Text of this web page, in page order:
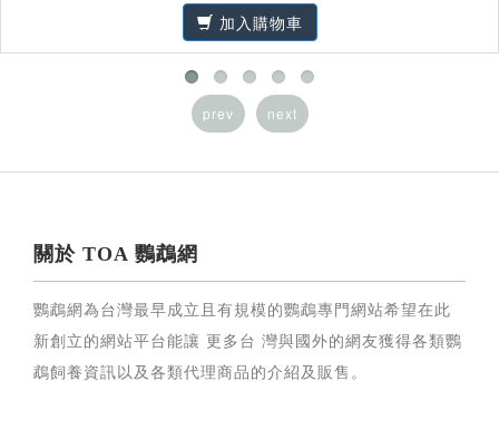
加入購物車
prev next
關於 TOA 鸚鵡網
鸚鵡網為台灣最早成立且有規模的鸚鵡專門網站希望在此
新創立的網站平台能讓 更多台 灣與國外的網友獲得各類鸚
鵡飼養資訊以及各類代理商品的介紹及販售。